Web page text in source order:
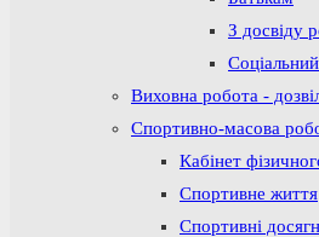
З досвіду
Виховна робота -
Спортивно-масова
Кабінет
Спортивне життя
Спортивні